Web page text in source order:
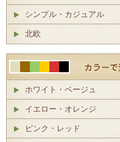
シンプル・カジュアル
北欧
ホワイト・ベージュ
イエロー・オレンジ
ピンク・レッド